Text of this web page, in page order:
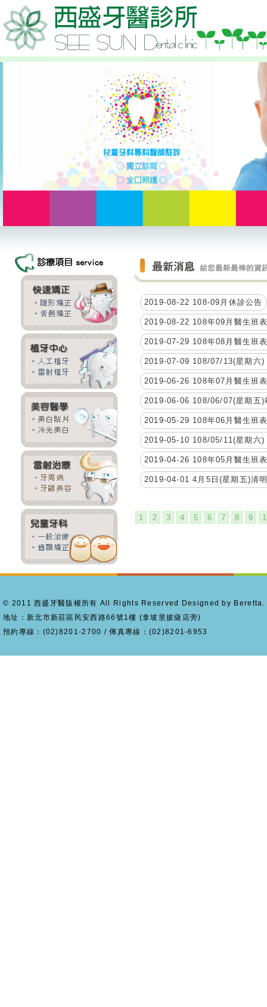
2019-08-22 108-09月休診公告
2019-08-22 108年09月醫生班
2019-07-29 108年08月醫生班
2019-07-09 108/07/13(星期六)
2019-06-26 108年07月醫生班
2019-06-06 108/06/07(星期五
2019-05-29 108年06月醫生班
2019-05-10 108/05/11(星期六)
2019-04-26 108年05月醫生班
2019-04-01 4月5日(星期五)清
1 2 3 4 5 6 7 8 9
© 2011 西盛牙醫版權所有 All Rights Reserved Designed by Beretta.
地址：新北市新莊區民安西路66號1樓 (拿坡里披薩店旁)
預約專線：(02)8201-2700 / 傳真專線：(02)8201-6953